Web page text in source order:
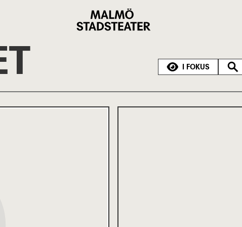
Stadsteater
I FOKUS